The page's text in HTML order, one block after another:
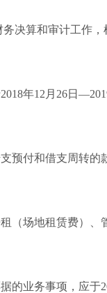
务决算和审计工作
年12月26日
预付和借支周转的
（场地租赁费）、
的业务事项，应于